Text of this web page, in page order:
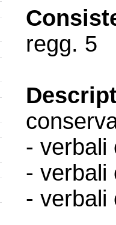
regg. 5
- verbali
- verbali
- verbali